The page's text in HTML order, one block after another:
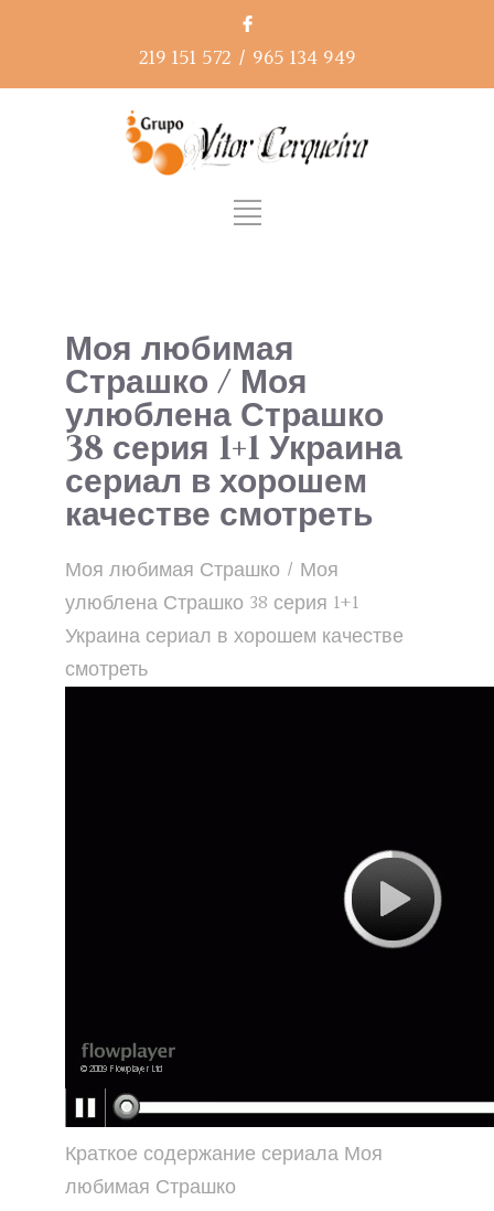
219 151 572 / 965 134 949
Моя любимая
Страшко / Моя
улюблена Страшко
38 серия 1+1 Украина
сериал в хорошем
качестве смотреть
Моя любимая Страшко / Моя
улюблена Страшко 38 серия 1+1
Украина сериал в хорошем качестве
смотреть
Краткое содержание сериала Моя
любимая Страшко